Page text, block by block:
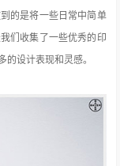
的是将一些日常中简单
们收集了一些优秀的印
设计表现和灵感。